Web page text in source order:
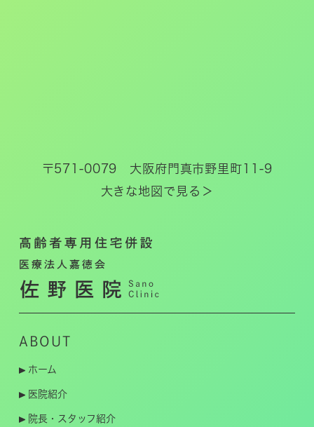
〒571-0079 大阪府門真市野里町11-9
大きな地図で見る＞
ABOUT
ホーム
医院紹介
院長・スタッフ紹介